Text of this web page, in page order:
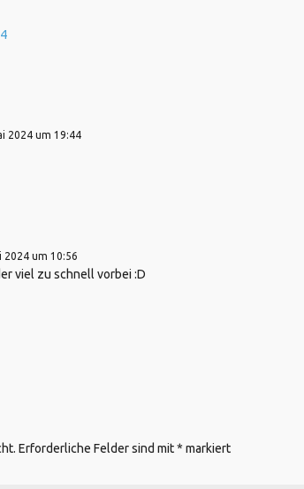
2024 um 19:44
2024 um 10:56
viel zu schnell vorbei :D
Erforderliche Felder sind mit* markiert